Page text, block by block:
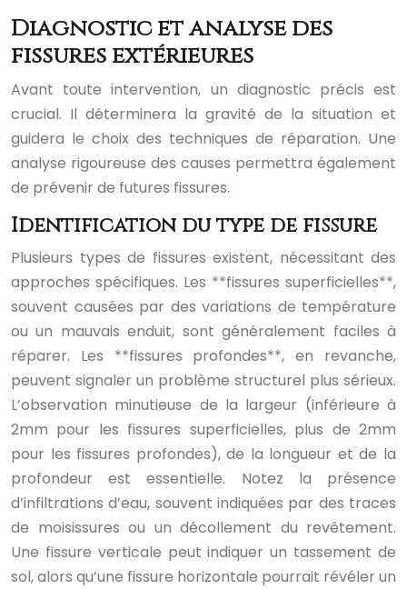
Diagnostic et analyse des
fissures extérieures
Avant toute intervention, un diagnostic précis est
crucial. Il déterminera la gravité de la situation et
guidera le choix des techniques de réparation. Une
analyse rigoureuse des causes permettra également
de prévenir de futures fissures.
Identification du type de fissure
Plusieurs types de fissures existent, nécessitant des
approches spécifiques. Les **fissures superficielles**,
souvent causées par des variations de température
ou un mauvais enduit, sont généralement faciles à
réparer. Les **fissures profondes**, en revanche,
peuvent signaler un problème structurel plus sérieux.
L’observation minutieuse de la largeur (inférieure à
2mm pour les fissures superficielles, plus de 2mm
pour les fissures profondes), de la longueur et de la
profondeur est essentielle. Notez la présence
d’infiltrations d’eau, souvent indiquées par des traces
de moisissures ou un décollement du revêtement.
Une fissure verticale peut indiquer un tassement de
sol, alors qu’une fissure horizontale pourrait révéler un